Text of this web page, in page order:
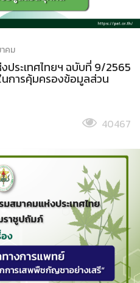
คม
ประเทศไทยฯ ฉบับที่ 9/2565
นการคุ้มครองข้อมูลส่วน
40467